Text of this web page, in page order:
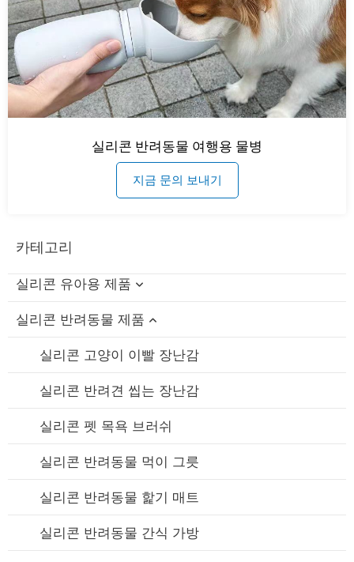
카테고리
실리콘 유아용 제품
실리콘 아기 목욕 장난감
실리콘 보틀 브러쉬
실리콘 수유 그릇 / 스푼 세트
실리콘 턱받이
실리콘 아기 치발기
실리콘 젖꼭지
실리콘 빨대 컵
실리콘 반려동물 제품
실리콘 고양이 이빨 장난감
실리콘 반려견 씹는 장난감
실리콘 펫 목욕 브러쉬
실리콘 반려동물 먹이 그릇
실리콘 반려동물 핥기 매트
실리콘 반려동물 간식 가방
실리콘 반려동물 여행용 물병
지금 문의 보내기